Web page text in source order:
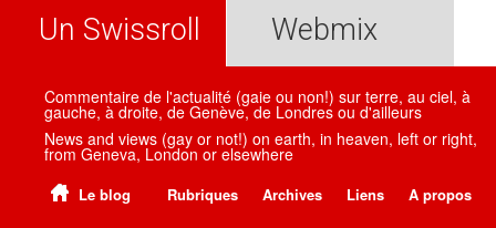
Un Swissroll Webmix
Commentaire de l'actualité (gaie ou non!) sur terre, au ciel, à
gauche, à droite, de Genève, de Londres ou d'ailleurs
News and views (gay or not!) on earth, in heaven, left or right,
from Geneva, London or elsewhere
Le blog Rubriques Archives Liens A propos